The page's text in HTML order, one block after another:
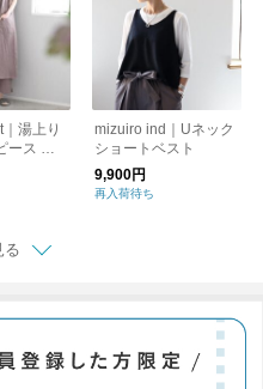
湯上り
ース ル
mizuiro ind｜Uネック
ショートベスト
9,900円
再入荷待ち
る